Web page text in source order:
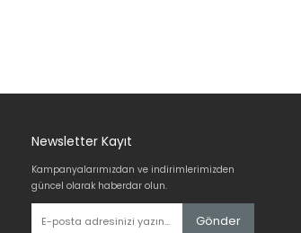
Newsletter Kayıt
Kampanyalarımızdan ve indirimlerimizden
güncel olarak haberdar olun.
Gönder